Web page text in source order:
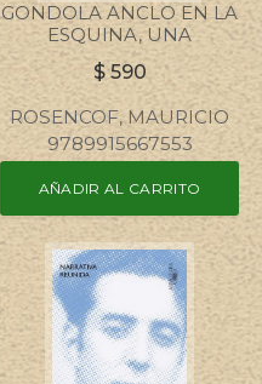
GONDOLA ANCLO EN LA
ESQUINA, UNA
$590
ROSENCOF, MAURICIO
9789915667553
AÑADIR AL CARRITO